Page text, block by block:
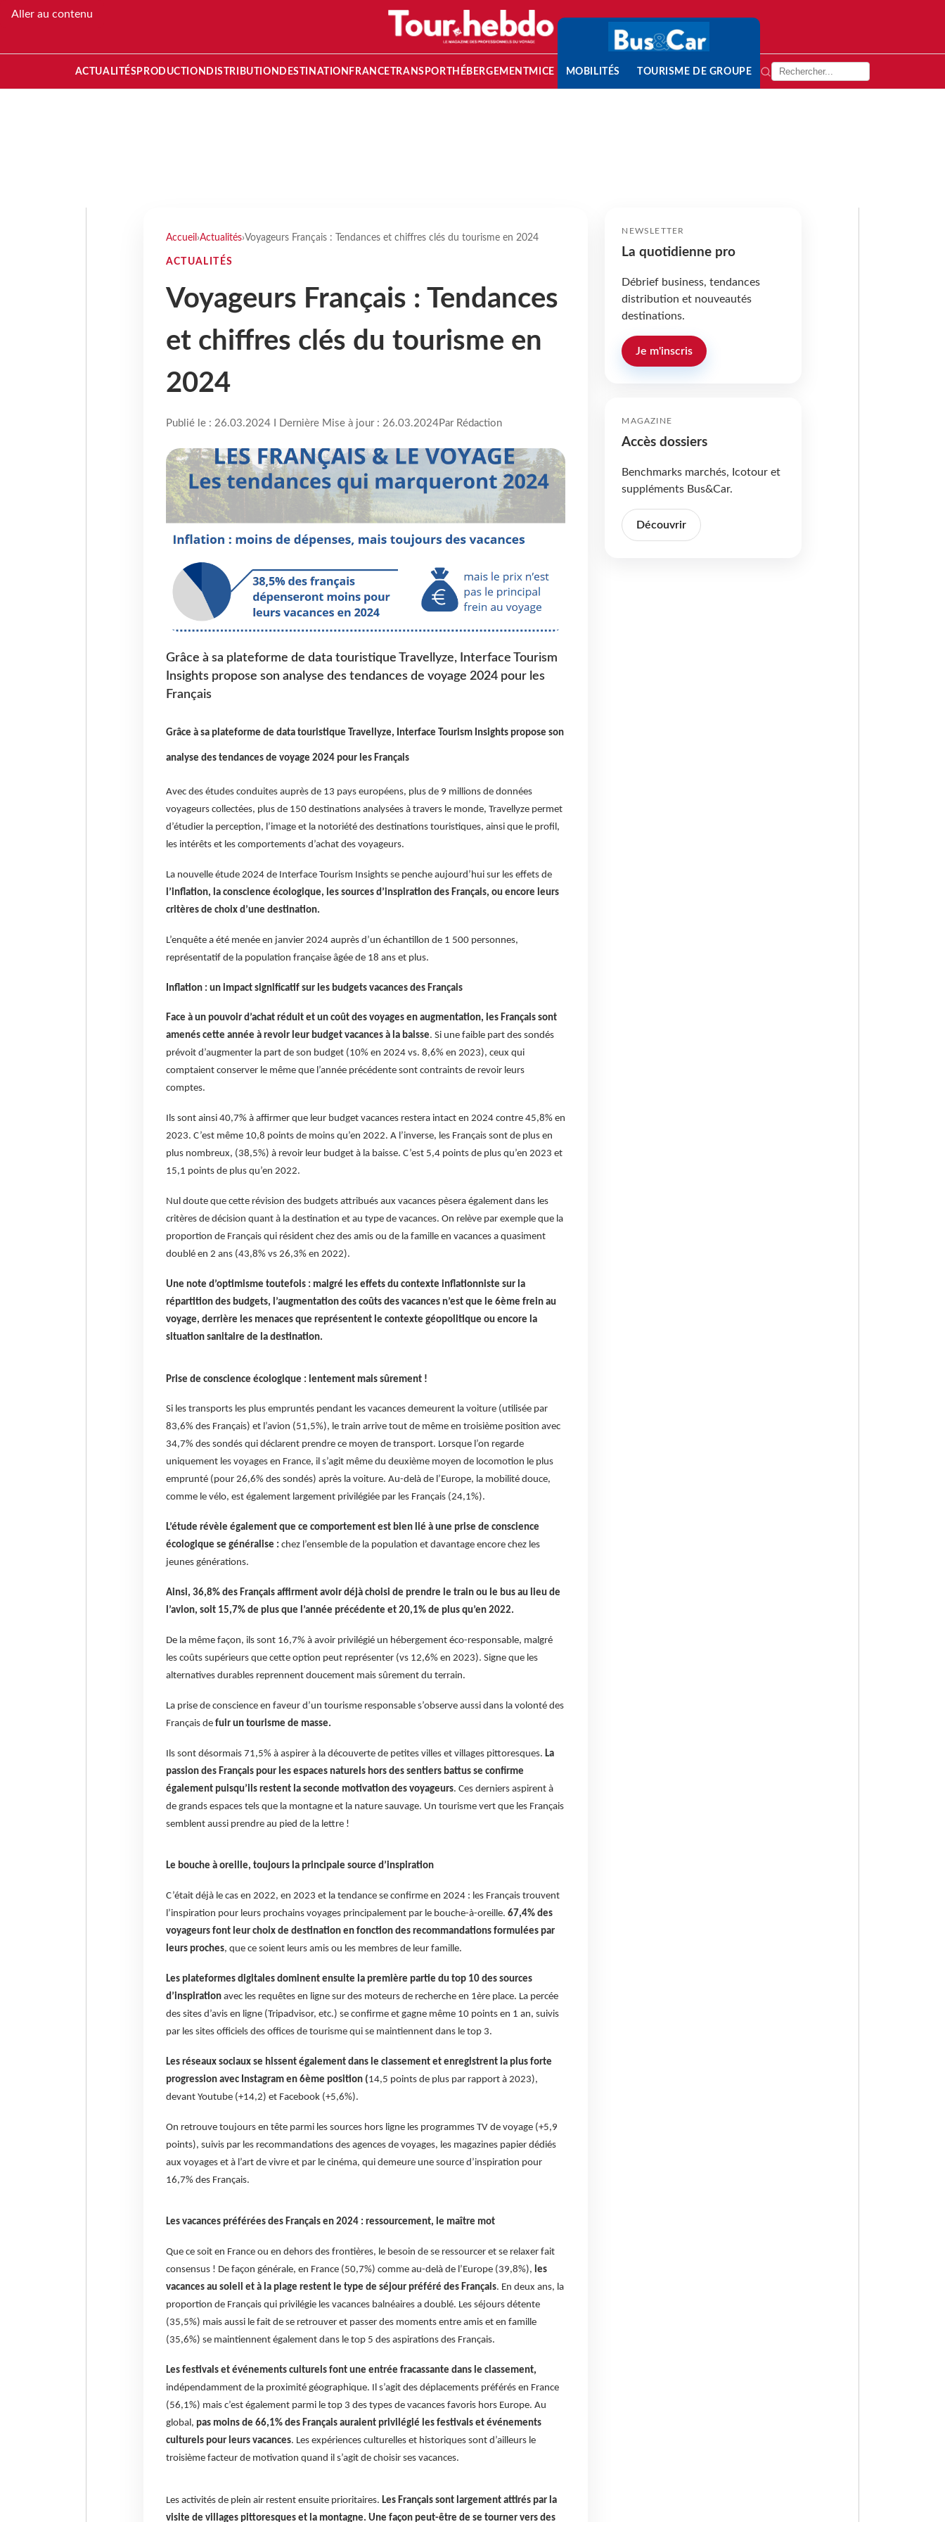
Aller au contenu
ACTUALITÉS PRODUCTION DISTRIBUTION DESTINATION FRANCETRANSPORT HÉBERGEMENTMICE MOBILITÉS TOURISME DE GROUPE
Accueil ›Actualités›Voyageurs Français : Tendances et chiffres clés du tourisme en 2024
ACTUALITÉS
Voyageurs Français : Tendances
et chiffres clés du tourisme en
2024
Publié le : 26.03.2024 I Dernière Mise à jour : 26.03.2024Par Rédaction
Grâce à sa plateforme de data touristique Travellyze, Interface Tourism
Insights propose son analyse des tendances de voyage 2024 pour les
Français
Grâce à sa plateforme de data touristique Travellyze, Interface Tourism Insights propose son
analyse des tendances de voyage 2024 pour les Français
Avec des études conduites auprès de 13 pays européens, plus de 9 millions de données
voyageurs collectées, plus de 150 destinations analysées à travers le monde, Travellyze permet
d’étudier la perception, l’image et la notoriété des destinations touristiques, ainsi que le profil,
les intérêts et les comportements d’achat des voyageurs.
La nouvelle étude 2024 de Interface Tourism Insights se penche aujourd’hui sur les effets de
l’inflation, la conscience écologique, les sources d’inspiration des Français, ou encore leurs
critères de choix d’une destination.
L’enquête a été menée en janvier 2024 auprès d’un échantillon de 1 500 personnes,
représentatif de la population française âgée de 18 ans et plus.
Inflation : un impact significatif sur les budgets vacances des Français
Face à un pouvoir d’achat réduit et un coût des voyages en augmentation, les Français sont
amenés cette année à revoir leur budget vacances à la baisse. Si une faible part des sondés
prévoit d’augmenter la part de son budget (10% en 2024 vs. 8,6% en 2023), ceux qui
comptaient conserver le même que l’année précédente sont contraints de revoir leurs
comptes.
Ils sont ainsi 40,7% à affirmer que leur budget vacances restera intact en 2024 contre 45,8% en
2023. C’est même 10,8 points de moins qu’en 2022. A l’inverse, les Français sont de plus en
plus nombreux, (38,5%) à revoir leur budget à la baisse. C’est 5,4 points de plus qu’en 2023 et
15,1 points de plus qu’en 2022.
Nul doute que cette révision des budgets attribués aux vacances pèsera également dans les
critères de décision quant à la destination et au type de vacances. On relève par exemple que la
proportion de Français qui résident chez des amis ou de la famille en vacances a quasiment
doublé en 2 ans (43,8% vs 26,3% en 2022).
Une note d’optimisme toutefois : malgré les effets du contexte inflationniste sur la
répartition des budgets, l’augmentation des coûts des vacances n’est que le 6ème frein au
voyage, derrière les menaces que représentent le contexte géopolitique ou encore la
situation sanitaire de la destination.
Prise de conscience écologique : lentement mais sûrement !
Si les transports les plus empruntés pendant les vacances demeurent la voiture (utilisée par
83,6% des Français) et l’avion (51,5%), le train arrive tout de même en troisième position avec
34,7% des sondés qui déclarent prendre ce moyen de transport. Lorsque l’on regarde
uniquement les voyages en France, il s’agit même du deuxième moyen de locomotion le plus
emprunté (pour 26,6% des sondés) après la voiture. Au-delà de l’Europe, la mobilité douce,
comme le vélo, est également largement privilégiée par les Français (24,1%).
L’étude révèle également que ce comportement est bien lié à une prise de conscience
écologique se généralise : chez l’ensemble de la population et davantage encore chez les
jeunes générations.
Ainsi, 36,8% des Français affirment avoir déjà choisi de prendre le train ou le bus au lieu de
l’avion, soit 15,7% de plus que l’année précédente et 20,1% de plus qu’en 2022.
De la même façon, ils sont 16,7% à avoir privilégié un hébergement éco-responsable, malgré
les coûts supérieurs que cette option peut représenter (vs 12,6% en 2023). Signe que les
alternatives durables reprennent doucement mais sûrement du terrain.
La prise de conscience en faveur d’un tourisme responsable s’observe aussi dans la volonté des
Français de fuir un tourisme de masse.
Ils sont désormais 71,5% à aspirer à la découverte de petites villes et villages pittoresques. La
passion des Français pour les espaces naturels hors des sentiers battus se confirme
également puisqu’ils restent la seconde motivation des voyageurs. Ces derniers aspirent à
de grands espaces tels que la montagne et la nature sauvage. Un tourisme vert que les Français
semblent aussi prendre au pied de la lettre !
Le bouche à oreille, toujours la principale source d’inspiration
C’était déjà le cas en 2022, en 2023 et la tendance se confirme en 2024 : les Français trouvent
l’inspiration pour leurs prochains voyages principalement par le bouche-à-oreille. 67,4% des
voyageurs font leur choix de destination en fonction des recommandations formulées par
leurs proches, que ce soient leurs amis ou les membres de leur famille.
Les plateformes digitales dominent ensuite la première partie du top 10 des sources
d’inspirationavec les requêtes en ligne sur des moteurs de recherche en 1ère place. La percée
des sites d’avis en ligne (Tripadvisor, etc.) se confirme et gagne même 10 points en 1 an, suivis
par les sites officiels des offices de tourisme qui se maintiennent dans le top 3.
Les réseaux sociaux se hissent également dans le classement et enregistrent la plus forte
progression avec Instagram en 6ème position (14,5 points de plus par rapport à 2023),
devant Youtube (+14,2) et Facebook (+5,6%).
On retrouve toujours en tête parmi les sources hors ligne les programmes TV de voyage (+5,9
points), suivis par les recommandations des agences de voyages, les magazines papier dédiés
aux voyages et à l’art de vivre et par le cinéma, qui demeure une source d’inspiration pour
16,7% des Français.
Les vacances préférées des Français en 2024 : ressourcement, le maître mot
Que ce soit en France ou en dehors des frontières, le besoin de se ressourcer et se relaxer fait
consensus ! De façon générale, en France (50,7%) comme au-delà de l’Europe (39,8%), les
vacances au soleil et à la plage restent le type de séjour préféré des Français. En deux ans, la
proportion de Français qui privilégie les vacances balnéaires a doublé. Les séjours détente
(35,5%) mais aussi le fait de se retrouver et passer des moments entre amis et en famille
(35,6%) se maintiennent également dans le top 5 des aspirations des Français.
Les festivals et événements culturels font une entrée fracassante dans le classement,
indépendamment de la proximité géographique. Il s’agit des déplacements préférés en France
(56,1%) mais c’est également parmi le top 3 des types de vacances favoris hors Europe. Au
global, pas moins de 66,1% des Français auraient privilégié les festivals et événements
culturels pour leurs vacances. Les expériences culturelles et historiques sont d’ailleurs le
troisième facteur de motivation quand il s’agit de choisir ses vacances.
Les activités de plein air restent ensuite prioritaires. Les Français sont largement attirés par la
visite de villages pittoresques et la montagne. Une façon peut-être de se tourner vers des
NEWSLETTER
La quotidienne pro
Débrief business, tendances
distribution et nouveautés
destinations.
Je m'inscris
MAGAZINE
Accès dossiers
Benchmarks marchés, Icotour et
suppléments Bus&Car.
Découvrir